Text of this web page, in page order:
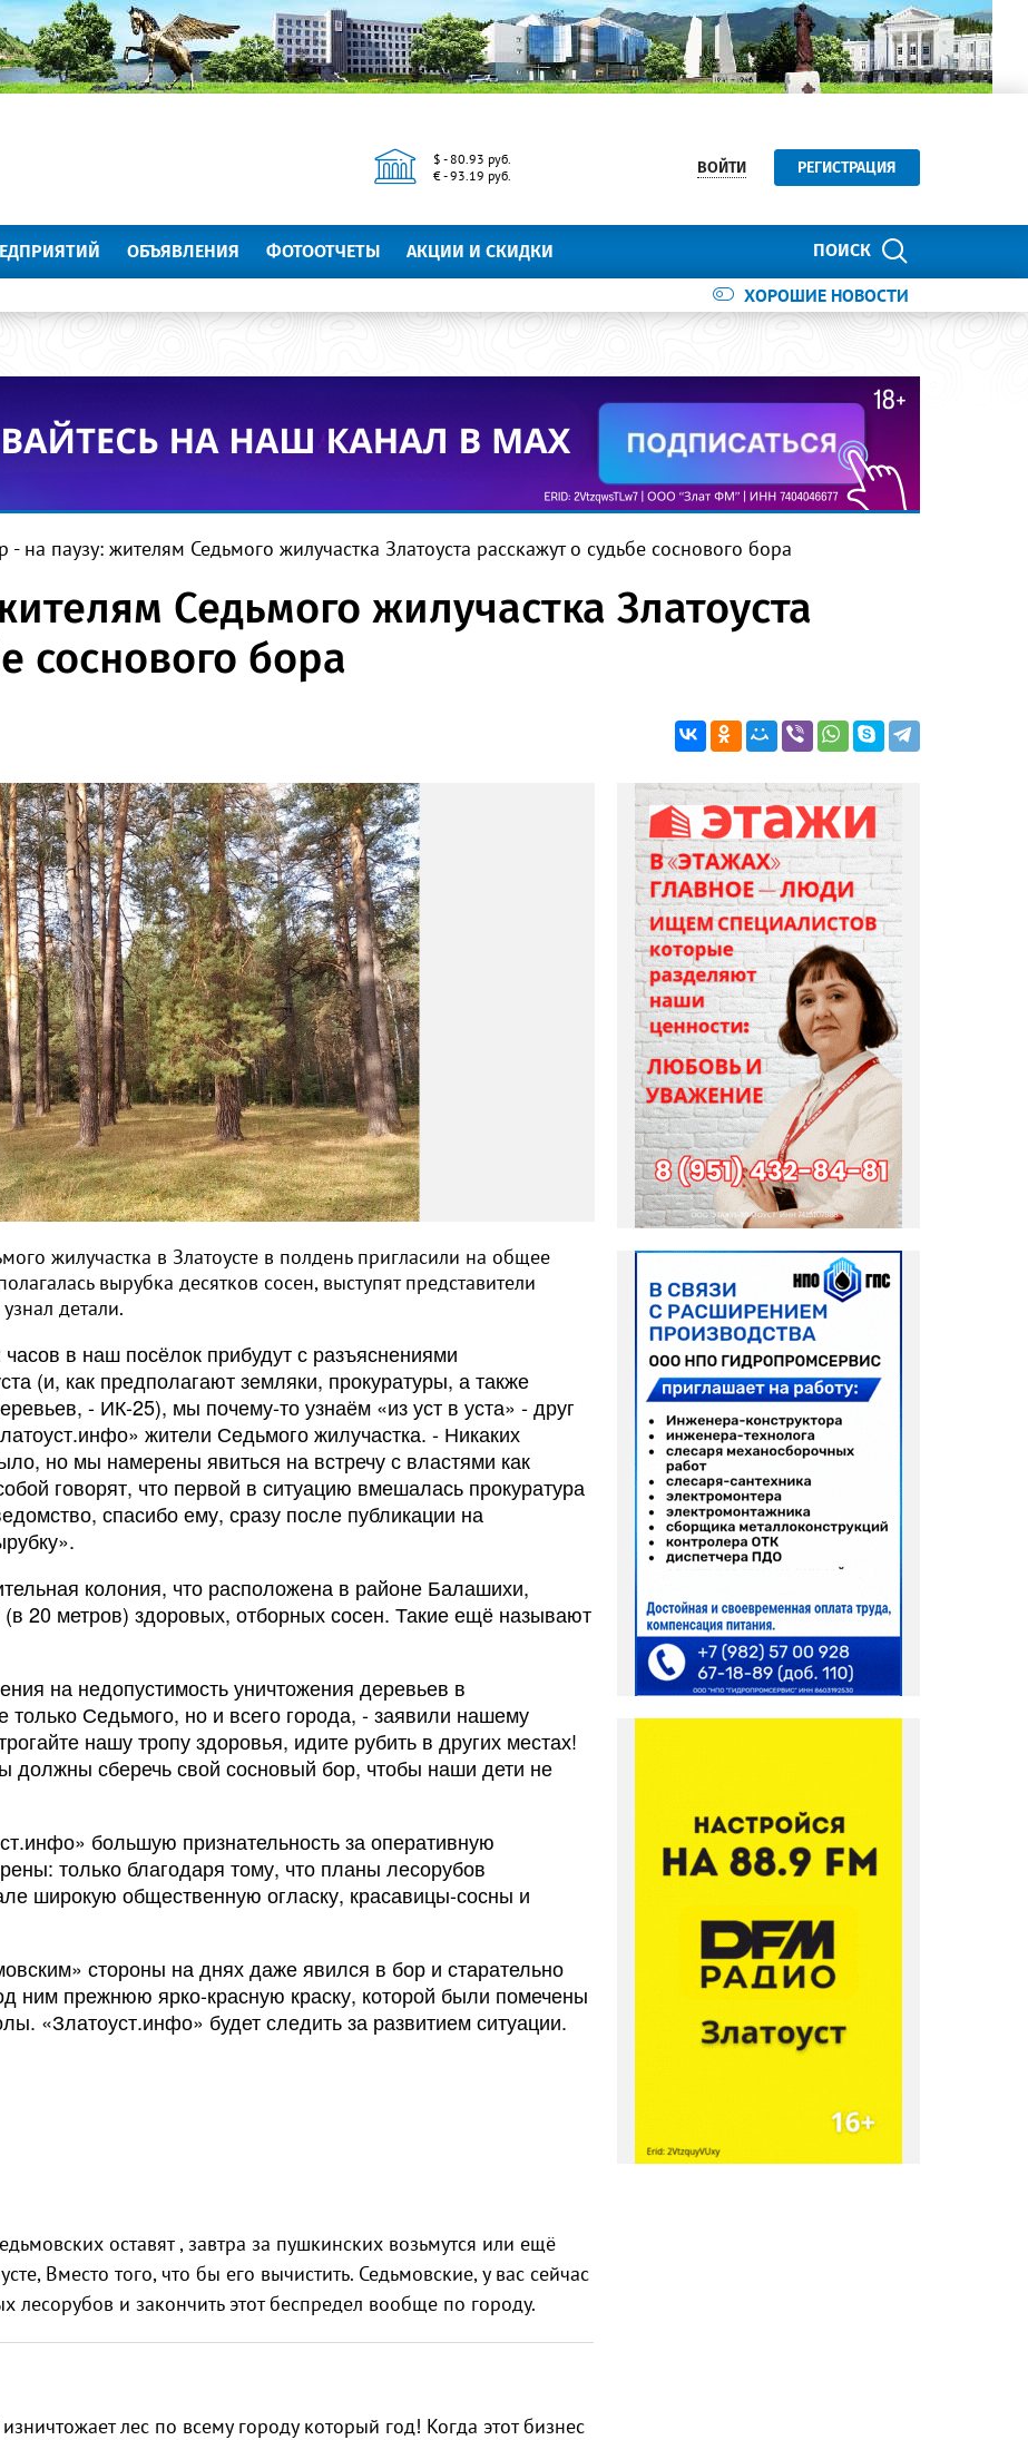
$ - 80.93 руб.
€ - 93.19 руб.
ВОЙТИ РЕГИСТРАЦИЯ
ПОИСК
ОБЪЯВЛЕНИЯ ФОТООТЧЕТЫ АКЦИИ И СКИДКИ
ХОРОШИЕ НОВОСТИ
- на паузу: жителям Седьмого жилучастка Златоуста расскажут о судьбе соснового бора
Седьмого жилучастка Златоуста
соснового бора
жилучастка в Златоусте в полдень пригласили на общее
вырубка десятков сосен, выступят представители
детали.
в наш посёлок прибудут с разъяснениями
(и, как предполагают земляки, прокуратуры, а также
- ИК-25), мы почему-то узнаём «из уст в уста» - друг
жители Седьмого жилучастка. - Никаких
но мы намерены явиться на встречу с властями как
говорят, что первой в ситуацию вмешалась прокуратура
спасибо ему, сразу после публикации на
колония, что расположена в районе Балашихи,
20 метров) здоровых, отборных сосен. Такие ещё называют
на недопустимость уничтожения деревьев в
Седьмого, но и всего города, - заявили нашему
нашу тропу здоровья, идите рубить в других местах!
должны сберечь свой сосновый бор, чтобы наши дети не
большую признательность за оперативную
только благодаря тому, что планы лесорубов
широкую общественную огласку, красавицы-сосны и
стороны на днях даже явился в бор и старательно
ним прежнюю ярко-красную краску, которой были помечены
«Златоуст.инфо» будет следить за развитием ситуации.
оставят , завтра за пушкинских возьмутся или ещё
Вместо того, что бы его вычистить. Седьмовские, у вас сейчас
лесорубов и закончить этот беспредел вообще по городу.
лес по всему городу который год! Когда этот бизнес